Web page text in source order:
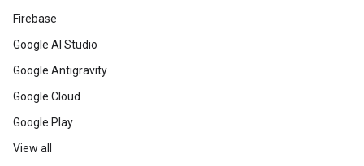
Firebase
Google AI Studio
Google Antigravity
Google Cloud
Google Play
View all